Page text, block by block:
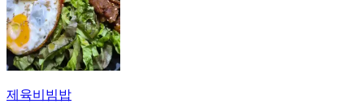
제육비빔밥